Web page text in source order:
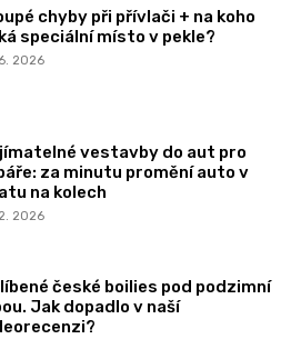
chyby při přívlači + na koho
speciální místo v pekle?
2026
vestavby do aut pro
za minutu promění auto v
na kolech
2026
české boilies pod podzimní
Jak dopadlo v naší